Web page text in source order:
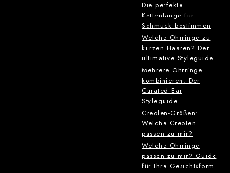
Die perfekte
Kettenlänge für
Schmuck bestimmen
Welche Ohrringe zu
kurzen Haaren? Der
ultimative Styleguide
Mehrere Ohrringe
kombinieren: Der
Curated Ear
Styleguide
Creolen-Größen:
Welche Creolen
passen zu mir?
Welche Ohrringe
passen zu mir? Guide
für Ihre Gesichtsform